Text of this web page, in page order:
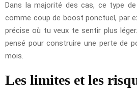
Dans la majorité des cas, ce type
comme coup de boost ponctuel, par
précise où tu veux te sentir plus
pensé pour construire une perte de
mois.
Les limites et les